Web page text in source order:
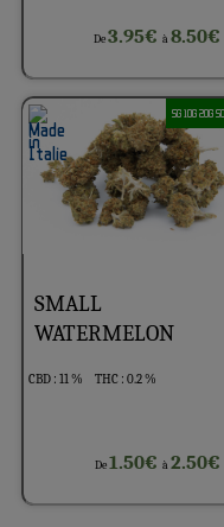
De3.95€à8.50€
5G 10G 20G
SMALL
WATERMELON
CBD : 11 % THC : 0.2 %
De1.50€à2.50€